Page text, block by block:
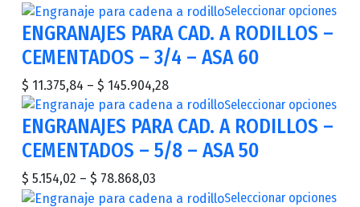
Seleccionar opciones
ENGRANAJES PARA CAD. A RODILLOS –
CEMENTADOS – 3/4 – ASA 60
$ 11.375,84 – $ 145.904,28
Seleccionar opciones
ENGRANAJES PARA CAD. A RODILLOS –
CEMENTADOS – 5/8 – ASA 50
$ 5.154,02 – $ 78.868,03
Seleccionar opciones